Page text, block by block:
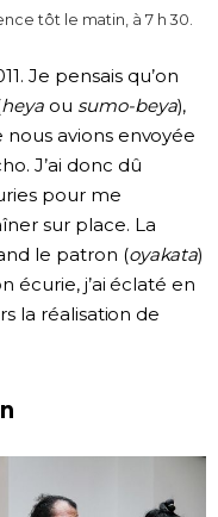
tôt le matin, à 7 h 30.
Je pensais qu’on
heya ou sumo-beya),
avions envoyée
J’ai donc dû
pour me
sur place. La
le patron (oyakata)
écurie, j’ai éclaté en
la réalisation de